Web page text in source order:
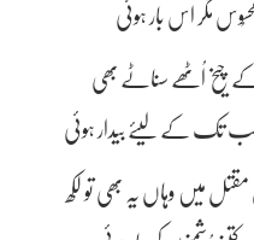
مگر اس بار ہوئی
چیخ اُٹھے سناٹے بھی
تک کے لیئے بیدار ہوئی
میں وہاں یہ بھی تو لکھ